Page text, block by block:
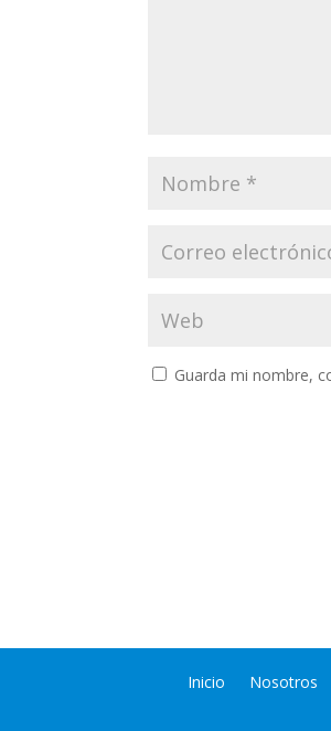
Guarda mi nombre,
Inicio Nosotros